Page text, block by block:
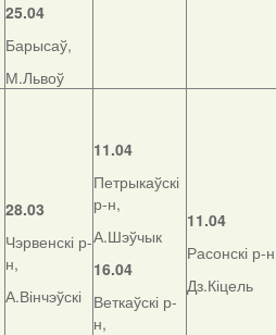
25.04
Барысаў,
М.Львоў
28.03
Чэрвенскі р-
н,
А.Вінчэўскі
11.04
Петрыкаўскі
р-н,
А.Шэўчык
16.04
Веткаўскі р-
н,
11.04
Расонскі р-
Дз.Кіцель